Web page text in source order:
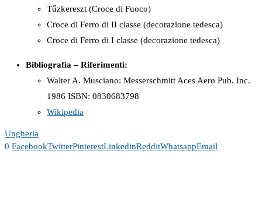
Tűzkereszt (Croce di Fuoco)
Croce di Ferro di II classe (decorazione tedesca)
Croce di Ferro di I classe (decorazione tedesca)
Bibliografia – Riferimenti:
Walter A. Musciano: Messerschmitt Aces Aero Pub. Inc.
1986 ISBN: 0830683798
Wikipedia
Ungheria
0 FacebookTwitterPinterestLinkedinRedditWhatsappEmail